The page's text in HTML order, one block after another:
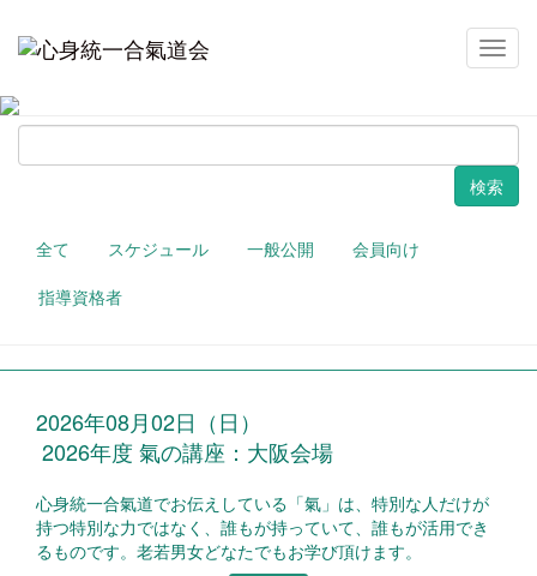
メ
イ
ナ
ゲ
ー
セミナー・講習会
検
索
全て スケジュール 一般公開
会員向け
指導資格者
2026年08月02日（日）
2026年度 氣の講座：大阪会場
心身統一合氣道でお伝えしている「氣」は、特別な人だけが
持つ特別な力ではなく、誰もが持っていて、誰もが活用でき
るものです。老若男女どなたでもお学び頂けます。